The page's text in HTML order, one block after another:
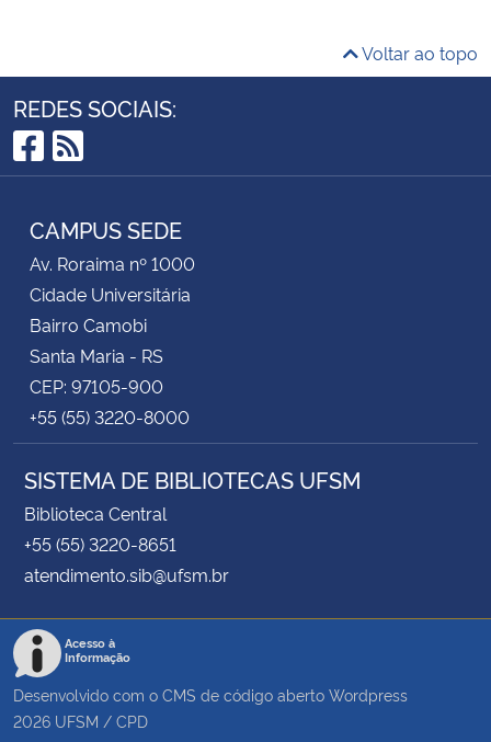
Voltar ao topo
REDES SOCIAIS:
Facebook
RSS
CAMPUS SEDE
Av. Roraima nº 1000
Cidade Universitária
Bairro Camobi
Santa Maria - RS
CEP: 97105-900
+55 (55) 3220-8000
SISTEMA DE BIBLIOTECAS UFSM
Biblioteca Central
+55 (55) 3220-8651
atendimento.sib@ufsm.br
Acesso à
Informação
Desenvolvido com o CMS de código aberto Wordpress
2026 UFSM / CPD